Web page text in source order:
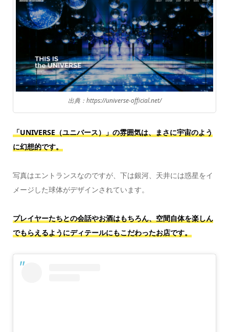
出典：https://universe-official.net/
「UNIVERSE（ユニバース）」の雰囲気は、まさに宇宙のよう
に幻想的です。
写真はエントランスなのですが、下は銀河、天井には惑星をイ
メージした球体がデザインされています。
プレイヤーたちとの会話やお酒はもちろん、空間自体を楽しん
でもらえるようにディテールにもこだわったお店です。